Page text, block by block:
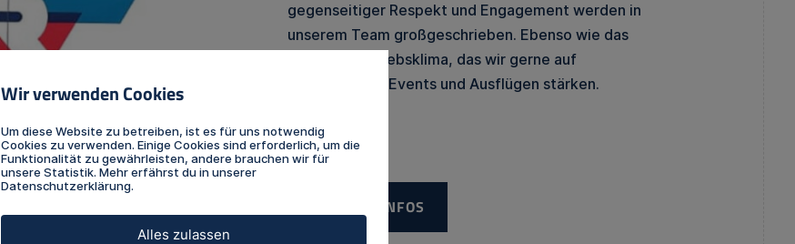
gegenseitiger Respekt und Engagement werden in
unserem Team großgeschrieben. Ebenso wie das
familiäre Betriebsklima, das wir gerne auf
gemeinsamen Events und Ausflügen stärken.
WEITERE INFOS
Wir verwenden Cookies
Um diese Website zu betreiben, ist es für uns notwendig
Cookies zu verwenden. Einige Cookies sind erforderlich, um die
Funktionalität zu gewährleisten, andere brauchen wir für
unsere Statistik. Mehr erfährst du in unserer
Datenschutzerklärung.
Alles zulassen